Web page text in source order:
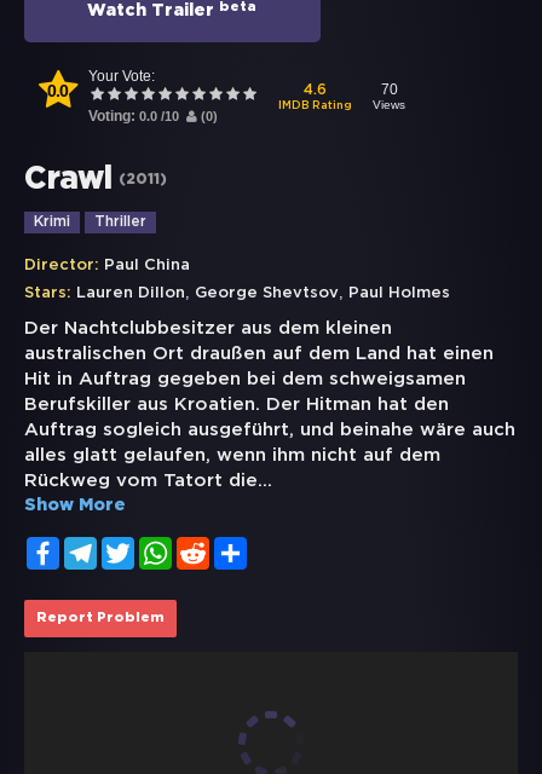
Watch Trailer beta
0.0
Your Vote:
Voting: 0.0 /10 (0)
4.6
IMDB Rating
70
Views
Crawl (2011 )
Krimi Thriller
Director: Paul China
Stars: Lauren Dillon, George Shevtsov, Paul Holmes
Der Nachtclubbesitzer aus dem kleinen
australischen Ort draußen auf dem Land hat einen
Hit in Auftrag gegeben bei dem schweigsamen
Berufskiller aus Kroatien. Der Hitman hat den
Auftrag sogleich ausgeführt, und beinahe wäre auch
alles glatt gelaufen, wenn ihm nicht auf dem
Rückweg vom Tatort die...
Show More
FacebookTelegramTwitterWhatsApp
Reddit
Report Problem